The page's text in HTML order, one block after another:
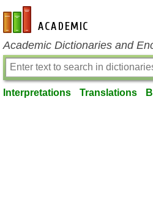
en-academic.com
Academic Dictionaries and
Interpretations Translations